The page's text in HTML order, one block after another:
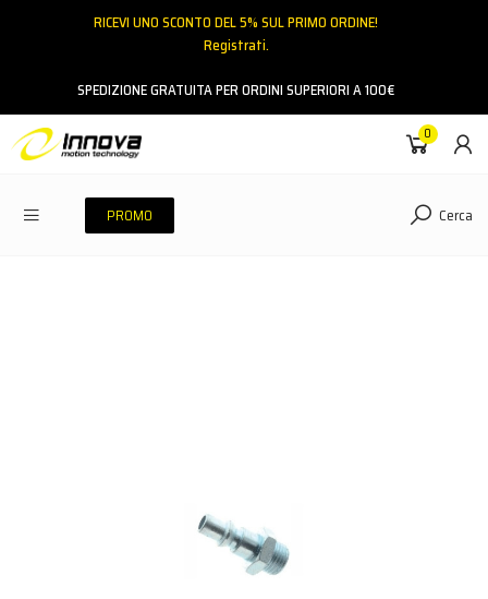
RICEVI UNO SCONTO DEL 5% SUL PRIMO ORDINE!
Registrati.
SPEDIZIONE GRATUITA PER ORDINI SUPERIORI A 100€
0
PROMO Cerca